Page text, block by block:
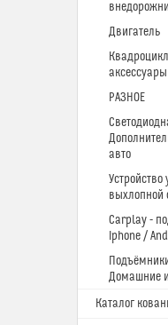
Двигатель
аксессуары
РАЗНОЕ
авто
выхлопной
Carplay -
Iphone /
Домашние
Каталог